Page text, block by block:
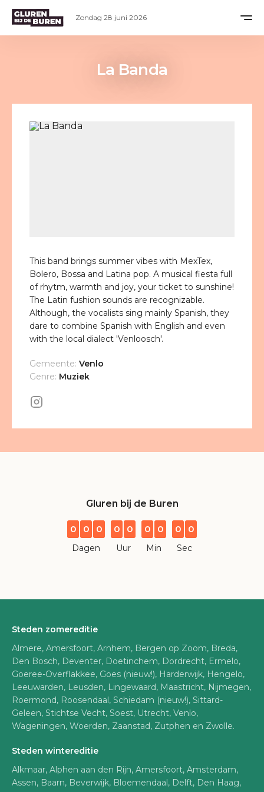
La Banda
This band brings summer vibes with MexTex,
Bolero, Bossa and Latina pop. A musical fiesta full
of rhytm, warmth and joy, your ticket to sunshine!
The Latin fushion sounds are recognizable.
Although, the vocalists sing mainly Spanish, they
dare to combine Spanish with English and even
with the local dialect 'Venloosch'.
Gemeente: Venlo
Genre: Muziek
Gluren bij de Buren
0 0 0
Dagen
0 0
Uur
0 0
Min
0 0
Sec
Steden zomereditie
Almere, Amersfoort, Arnhem, Bergen op Zoom, Breda,
Den Bosch, Deventer, Doetinchem, Dordrecht, Ermelo,
Goeree-Overflakkee, Goes (nieuw!), Harderwijk, Hengelo,
Leeuwarden, Leusden, Lingewaard, Maastricht, Nijmegen,
Roermond, Roosendaal, Schiedam (nieuw!), Sittard-
Geleen, Stichtse Vecht, Soest, Utrecht, Venlo,
Wageningen, Woerden, Zaanstad, Zutphen en Zwolle.
Steden wintereditie
Alkmaar, Alphen aan den Rijn, Amersfoort, Amsterdam,
Assen, Baarn, Beverwijk, Bloemendaal, Delft, Den Haag,
Zondag 28 juni 2026